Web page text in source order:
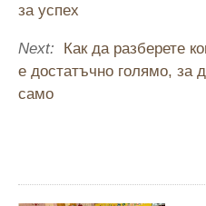
за успех
Next:
Как да разберете
е достатъчно голямо, за
само